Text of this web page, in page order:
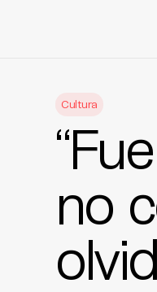
Cultura
no